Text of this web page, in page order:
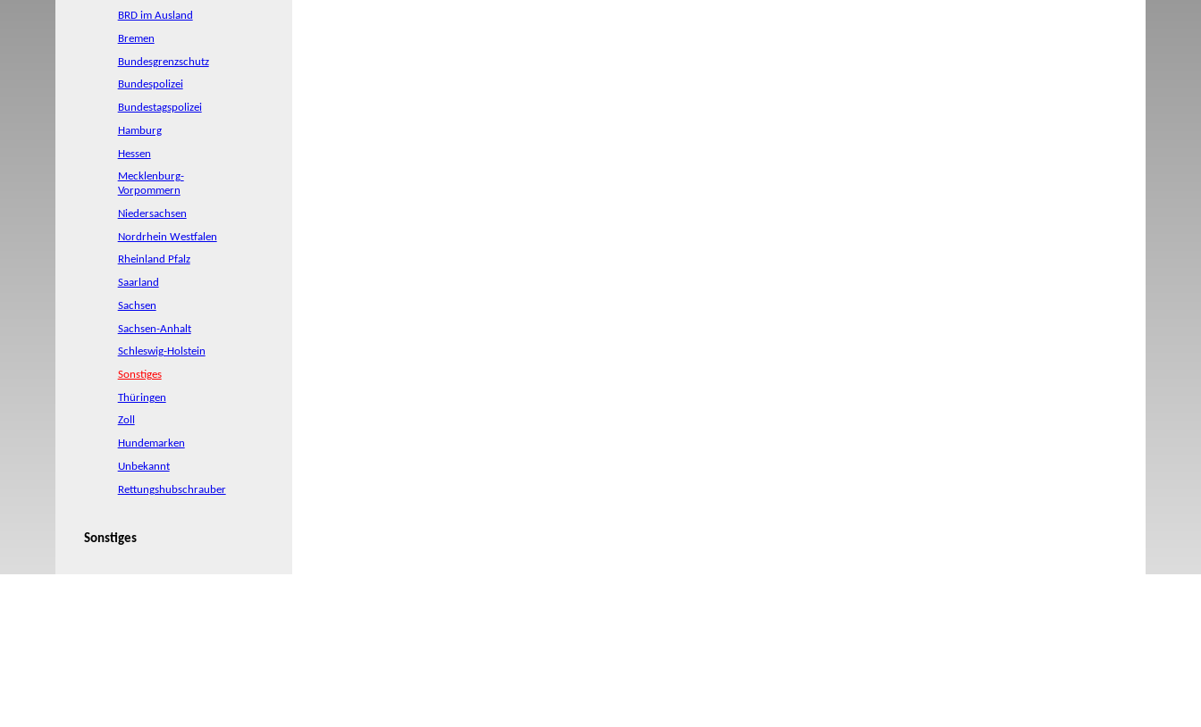
BRD im Ausland
Bremen
Bundesgrenzschutz
Bundespolizei
Bundestagspolizei
Hamburg
Hessen
Mecklenburg-
Vorpommern
Niedersachsen
Nordrhein Westfalen
Rheinland Pfalz
Saarland
Sachsen
Sachsen-Anhalt
Schleswig-Holstein
Sonstiges
Thüringen
Zoll
Hundemarken
Unbekannt
Rettungshubschrauber
Sonstiges